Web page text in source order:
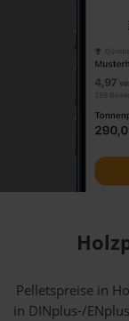
Pelletspreise in
in DINplus-/